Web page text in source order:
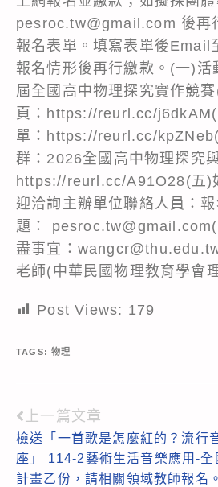
pesroc.tw@gmail.com 後再
報名表單。填寫表單後Email
報名情形後再行繳款。(一)
屆全國高中物理探究實作競
頁：https://reurl.cc/j6dkAM(
單：https://reurl.cc/
群：2026全國高中物理探究
https://reurl.cc/A91O28(五)
迎洽詢主辦單位聯絡人員：
題：
盡事宜：
老師(中華民國物理教育學會
Post Views: 179
TAGS:物理
Read
more
articles
上一篇文章
檢送「一首歌是怎麼紅的？流行
座」 114-2藝術生活音樂應用-全
計畫乙份，請相關領域教師報名。